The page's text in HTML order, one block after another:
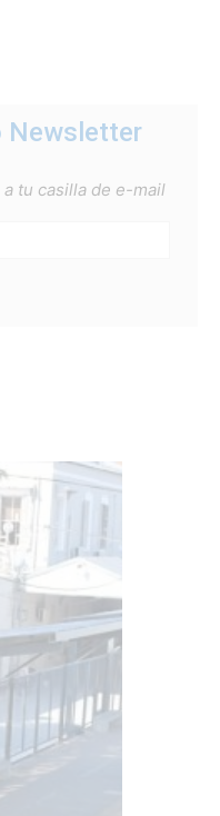
Newsletter
tu casilla de e-mail